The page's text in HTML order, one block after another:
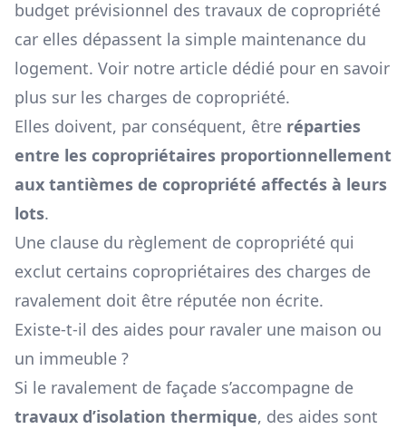
budget prévisionnel des travaux de copropriété
car elles dépassent la simple maintenance du
logement. Voir notre article dédié pour en savoir
plus sur les charges de copropriété.
Elles doivent, par conséquent, être réparties
entre les copropriétaires proportionnellement
aux tantièmes de copropriété affectés à leurs
lots.
Une clause du règlement de copropriété qui
exclut certains copropriétaires des charges de
ravalement doit être réputée non écrite.
Existe-t-il des aides pour ravaler une maison ou
un immeuble ?
Si le ravalement de façade s’accompagne de
travaux d’isolation thermique, des aides sont